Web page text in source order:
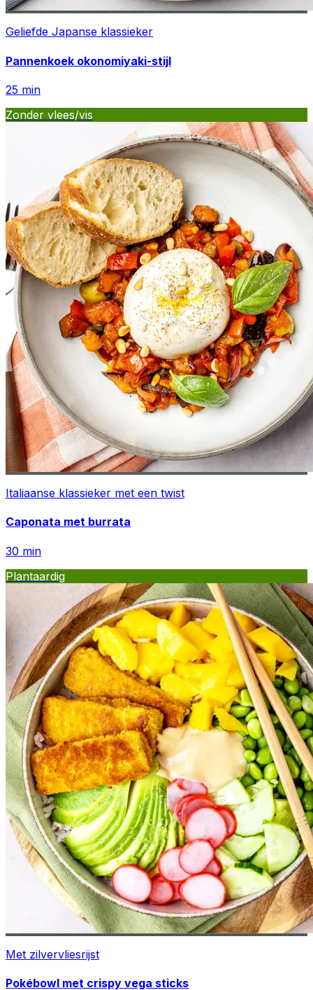
Geliefde Japanse klassieker
Pannenkoek okonomiyaki-stijl
25 min
Zonder vlees/vis
Italiaanse klassieker met een twist
Caponata met burrata
30 min
Plantaardig
Met zilvervliesrijst
Pokébowl met crispy vega sticks